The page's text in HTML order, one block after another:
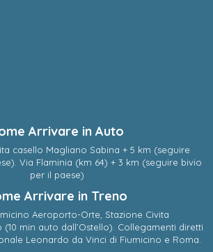
Arrivare in Auto
casello Magliano Sabina + 5 km (seguire
Via Flaminia (km 64) + 3 km (seguire bivio
per il paese)
Arrivare in Treno
Aeroporto-Orte, Stazione Civita
min auto dall’Ostello). Collegamenti diretti
Leonardo da Vinci di Fiumicino e Roma.